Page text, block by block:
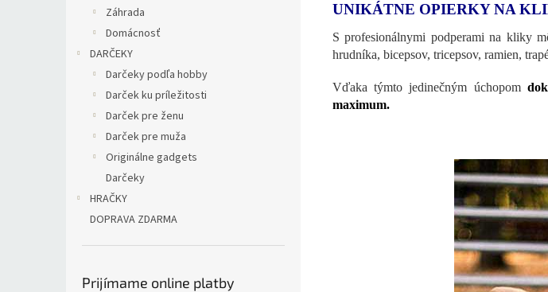
Záhrada
Domácnosť
DARČEKY
Darčeky podľa hobby
Darček ku príležitosti
Darček pre ženu
Darček pre muža
Originálne gadgets
Darčeky
HRAČKY
DOPRAVA ZDARMA
Prijímame online platby
UNIKÁTNE OPIERKY NA
S profesionálnymi podperami na kliky
hrudníka, bicepsov, tricepsov, ramien,
Vďaka týmto jedinečným úchopom
maximum.